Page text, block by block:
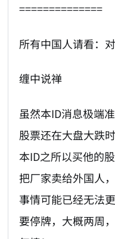
==============
所有中国人请看：
缠中说禅
虽然本ID消息极端
股票还在大盘大跌
本ID之所以买他的
把厂家卖给外国人
事情可能已经无法
要停牌，大概两周